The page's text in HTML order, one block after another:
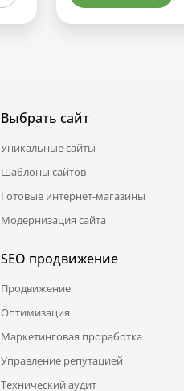
Выбрать сайт
Уникальные сайты
Шаблоны сайтов
Готовые интернет-магазины
Модернизация сайта
SEO продвижение
Продвижение
Оптимизация
Маркетинговая проработка
Управление репутацией
Технический аудит